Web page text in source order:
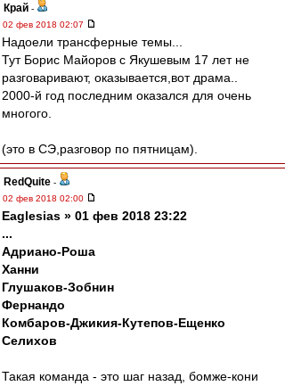
Край -
02 фев 2018 02:07
Надоели трансферные темы...
Тут Борис Майоров с Якушевым 17 лет не
разговаривают, оказывается,вот драма..
2000-й год последним оказался для очень
многого.
(это в СЭ,разговор по пятницам).
RedQuite -
02 фев 2018 02:00
Eaglesias » 01 фев 2018 23:22
...
Адриано-Роша
Ханни
Глушаков-Зобнин
Фернандо
Комбаров-Джикия-Кутепов-Ещенко
Селихов
Такая команда - это шаг назад, бомже-кони